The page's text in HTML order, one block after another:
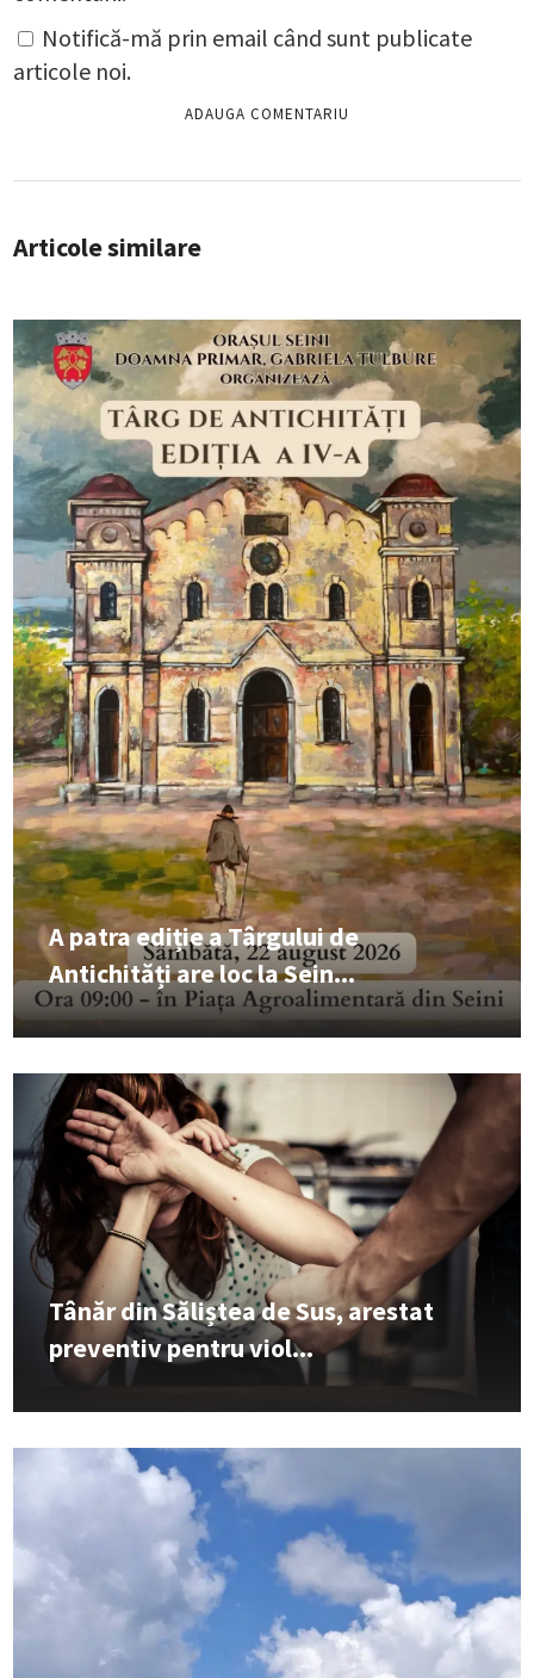
Notifică-mă prin email când sunt publicate
articole noi.
Articole similare
A patra ediție a Târgului de
Antichități are loc la Sein...
Tânăr din Săliștea de Sus, arestat
preventiv pentru viol...